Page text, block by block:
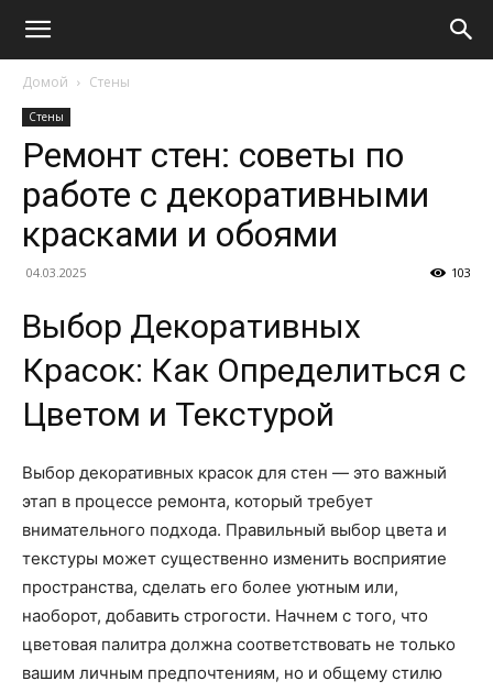
Домой Стены
Стены
Ремонт стен: советы по
работе с декоративными
красками и обоями
04.03.2025 103
Выбор Декоративных
Красок: Как Определиться с
Цветом и Текстурой
Выбор декоративных красок для стен — это важный
этап в процессе ремонта, который требует
внимательного подхода. Правильный выбор цвета и
текстуры может существенно изменить восприятие
пространства, сделать его более уютным или,
наоборот, добавить строгости. Начнем с того, что
цветовая палитра должна соответствовать не только
вашим личным предпочтениям, но и общему стилю